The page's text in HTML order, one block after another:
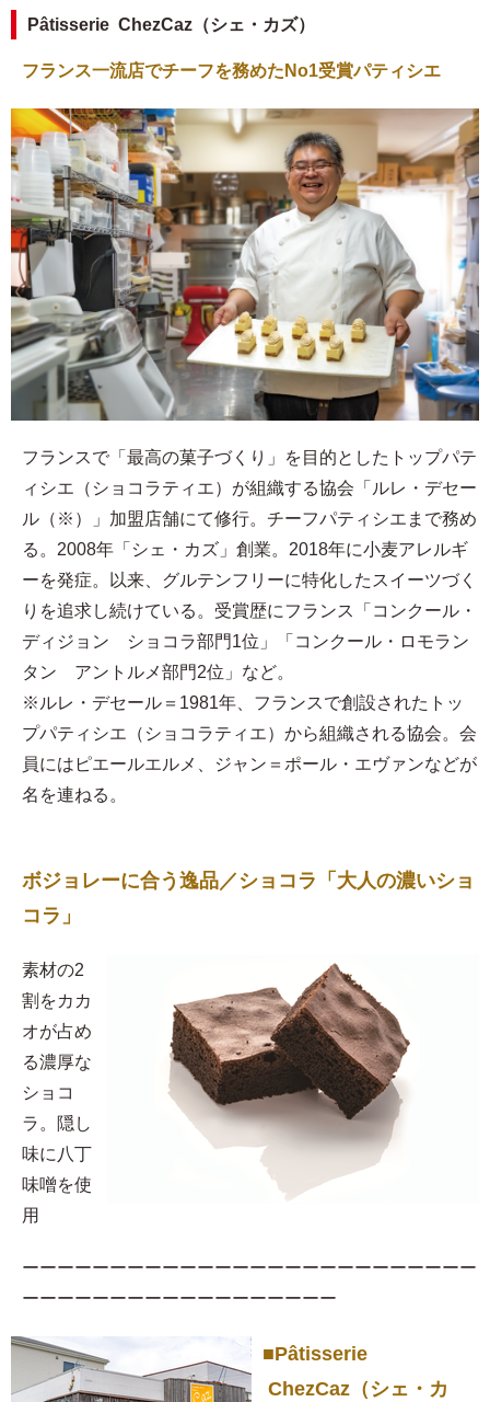
Pâtisserie ChezCaz（シェ・カズ）
フランス一流店でチーフを務めたNo1受賞パティシエ
フランスで「最高の菓子づくり」を目的としたトップパテ
ィシエ（ショコラティエ）が組織する協会「ルレ・デセー
ル（※）」加盟店舗にて修行。チーフパティシエまで務め
る。2008年「シェ・カズ」創業。2018年に小麦アレルギ
ーを発症。以来、グルテンフリーに特化したスイーツづく
りを追求し続けている。受賞歴にフランス「コンクール・
ディジョン ショコラ部門1位」「コンクール・ロモラン
タン アントルメ部門2位」など。
※ルレ・デセール＝1981年、フランスで創設されたトッ
プパティシエ（ショコラティエ）から組織される協会。会
員にはピエールエルメ、ジャン＝ポール・エヴァンなどが
名を連ねる。
ボジョレーに合う逸品／ショコラ「大人の濃いショ
コラ」
素材の2
割をカカ
オが占め
る濃厚な
ショコ
ラ。隠し
味に八丁
味噌を使
用​
ーーーーーーーーーーーーーーーーーーーーーーーーーー
ーーーーーーーーーーーーーーーーーー
■Pâtisserie
ChezCaz（シェ・カ